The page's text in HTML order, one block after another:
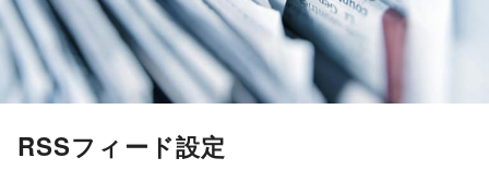
RSSフィード設定